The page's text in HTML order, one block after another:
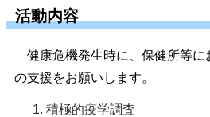
活動内容
健康危機発生時に、保健所等に
の支援をお願いします。
積極的疫学調査